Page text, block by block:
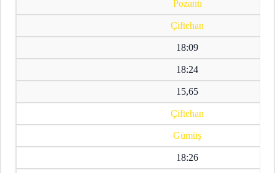
Pozantı
Çiftehan
18:09
18:24
15,65
Çiftehan
Gümüş
18:26